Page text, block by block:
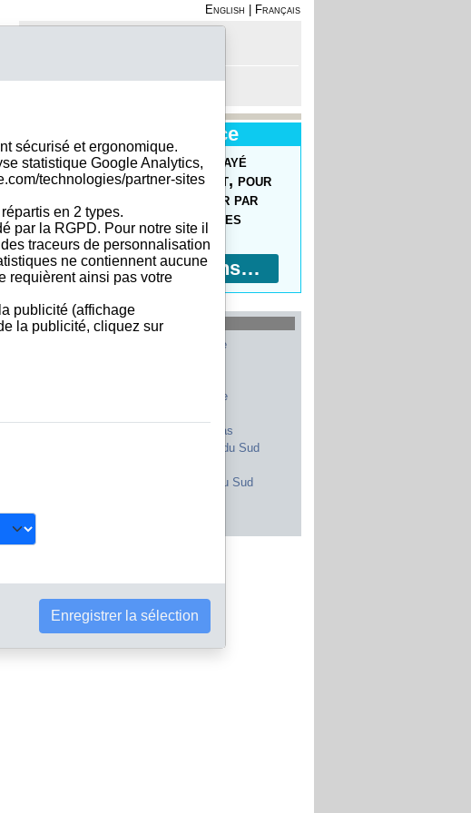
English
Français
Nouveau Service
Découvrez le Forfait Prépayé
Pour commander facilement, pour
des prix réduits, pour payer par
virement bancaire, 10 devises
acceptées !
Plus d'informations…
Pays les plus recherchés
Belgique
Espagne
Pays-Bas
Afrique du Sud
Corée du Sud
sécurisé et ergonomique.
statistique Google Analytics,
technologies/partner-sites
en 2 types.
par la RGPD. Pour notre site il
traceurs de personnalisation
ne contiennent aucune
requièrent ainsi pas votre
publicité (affichage
la publicité, cliquez sur
Enregistrer la sélection